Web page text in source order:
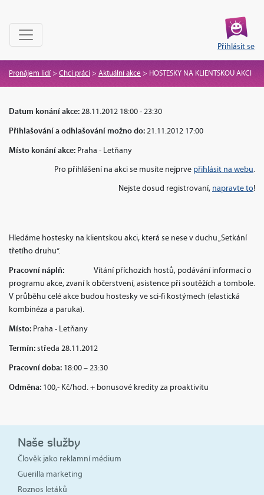
Přihlásit se
Pronájem lidí> Chci práci > Aktuální akce > HOSTESKY NA KLIENTSKOU AKCI
Datum konání akce:28.11.2012 18:00 - 23:30
Přihlašování a odhlašování možno do:21.11.2012 17:00
Místo konání akce: Praha - Letňany
Pro přihlášení na akci se musíte nejprve přihlásit na webu.
Nejste dosud registrovaní, napravte to!
Hledáme hostesky na klientskou akci, která se nese v duchu „Setkání
třetího druhu“.
Pracovní náplň:
Vítání příchozích hostů, podávání informací o
programu akce, zvaní k občerstvení, asistence při soutěžích a tombole.
V průběhu celé akce budou hostesky ve sci-fi kostýmech (elastická
kombinéza a paruka).
Místo: Praha - Letňany
Termín:středa 28.11.2012
Pracovní doba: 18:00 – 23:30
Odměna: 100,- Kč/hod. + bonusové kredity za proaktivitu
Naše služby
Člověk jako reklamní médium
Guerilla marketing
Roznos letáků